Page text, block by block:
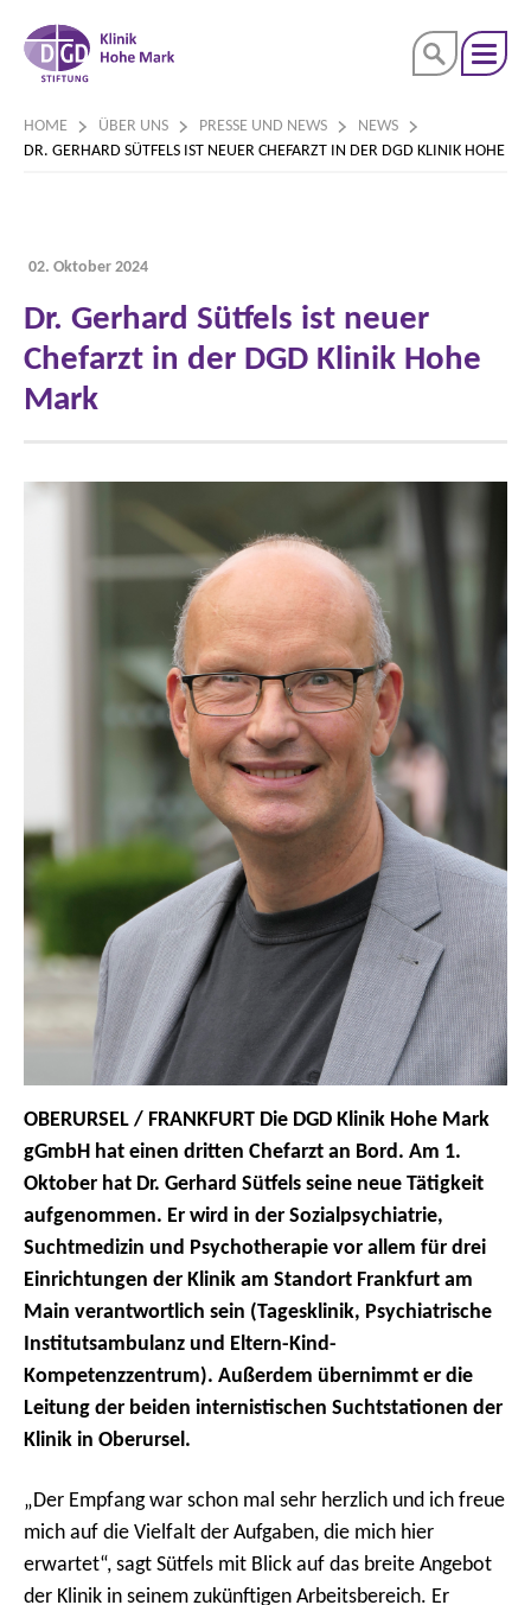
HOME ÜBER UNS PRESSE UND NEWS
NEWS
DR. GERHARD SÜTFELS IST NEUER CHEFARZT IN DER DGD KLINIK HOHE
02. Oktober 2024
Dr. Gerhard Sütfels ist neuer
Chefarzt in der DGD Klinik Hohe
Mark
OBERURSEL / FRANKFURT Die DGD Klinik Hohe Mark
gGmbH hat einen dritten Chefarzt an Bord. Am 1.
Oktober hat Dr. Gerhard Sütfels seine neue Tätigkeit
aufgenommen. Er wird in der Sozialpsychiatrie,
Suchtmedizin und Psychotherapie vor allem für drei
Einrichtungen der Klinik am Standort Frankfurt am
Main verantwortlich sein (Tagesklinik, Psychiatrische
Institutsambulanz und Eltern-Kind-
Kompetenzzentrum). Außerdem übernimmt er die
Leitung der beiden internistischen Suchtstationen der
Klinik in Oberursel.
„Der Empfang war schon mal sehr herzlich und ich freue
mich auf die Vielfalt der Aufgaben, die mich hier
erwartet“, sagt Sütfels mit Blick auf das breite Angebot
der Klinik in seinem zukünftigen Arbeitsbereich. Er